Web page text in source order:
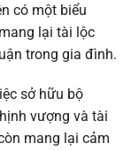
có một biểu
lại tài lộc
trong gia đình.
sở hữu bộ
vượng và tài
mang lại cảm